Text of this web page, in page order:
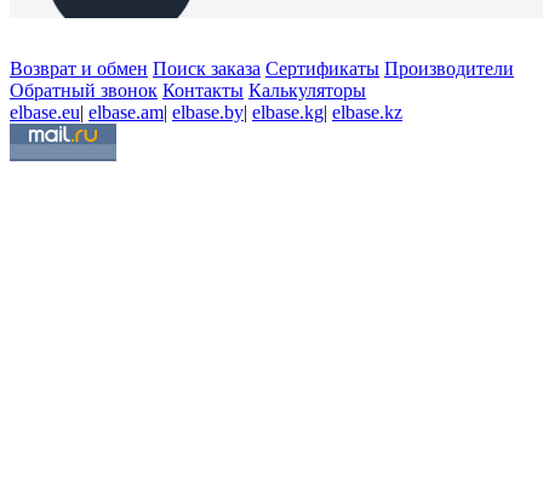
Возврат и обмен Поиск заказа Сертификаты Производители
Обратный звонок Контакты Калькуляторы
elbase.eu| elbase.am| elbase.by| elbase.kg| elbase.kz